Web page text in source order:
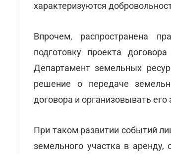
характеризуются
Впрочем, распространена
подготовку проекта
Департамент земельных
решение о передаче
договора и организовывать
При таком развитии событий
земельного участка в аренду,